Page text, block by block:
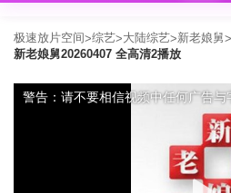
极速放片空间>综艺>大陆综艺>新老娘舅>
新老娘舅20260407 全高清2播放
警告：请不要相信视频中任何广告与